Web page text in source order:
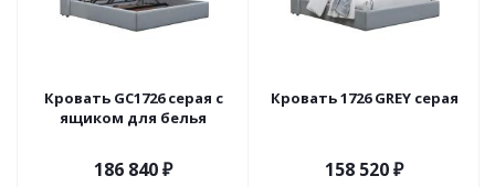
Кровать GC1726 серая с
ящиком для белья
186 840₽
Кровать 1726 GREY серая
158 520₽